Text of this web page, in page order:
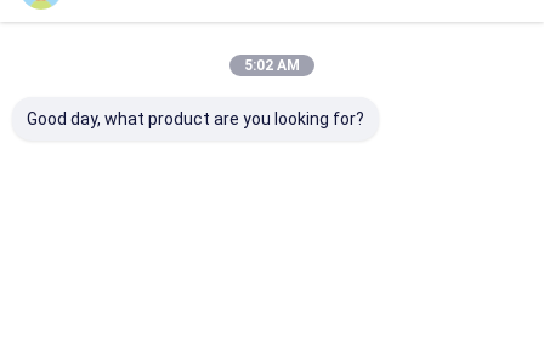
5:02 AM
Good day, what product are you looking for?